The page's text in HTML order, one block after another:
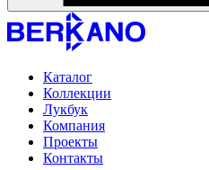
Каталог
Коллекции
Лукбук
Компания
Проекты
Контакты